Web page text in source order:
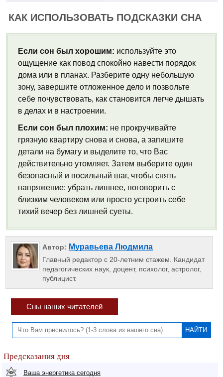
КАК ИСПОЛЬЗОВАТЬ ПОДСКАЗКИ СНА
Если сон был хорошим: используйте это
ощущение как повод спокойно навести порядок
дома или в планах. Разберите одну небольшую
зону, завершите отложенное дело и позвольте
себе почувствовать, как становится легче дышать
в делах и в настроении.
Если сон был плохим: не прокручивайте
грязную квартиру снова и снова, а запишите
детали на бумагу и выделите то, что Вас
действительно утомляет. Затем выберите один
безопасный и посильный шаг, чтобы снять
напряжение: убрать лишнее, поговорить с
близким человеком или просто устроить себе
тихий вечер без лишней суеты.
Автор: Муравьева Людмила
Главный редактор с 20-летним стажем. Кандидат
педагогических наук, доцент, психолог, астролог,
публицист.
Сны наших читателей
Предсказания дня
Ваша энергетика сегодня